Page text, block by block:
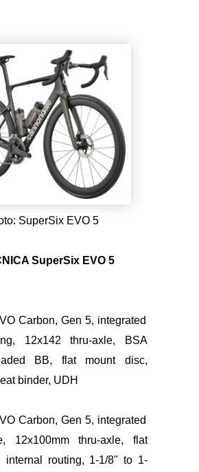
SuperSix EVO 5
SuperSix EVO 5
Carbon, Gen 5, integrated
12x142 thru-axle, BSA
BB, flat mount disc,
binder, UDH
Carbon, Gen 5, integrated